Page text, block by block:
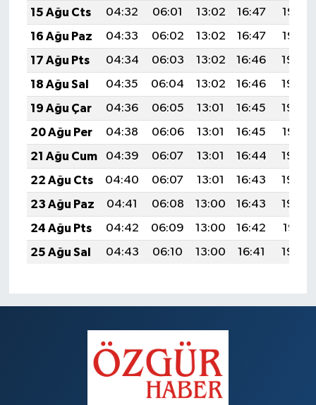
15 Ağu Cts
04:32 06:01 13:02 16:47
19:53
16 Ağu Paz
04:33 06:02 13:02 16:47
19:52
17 Ağu Pts
04:34 06:03 13:02 16:46
19:50
18 Ağu Sal
04:35 06:04 13:02 16:46
19:49
19 Ağu Çar
04:36 06:05 13:01 16:45
19:48
20 Ağu Per
04:38 06:06 13:01 16:45
19:47
21 Ağu Cum
04:39 06:07 13:01 16:44
19:45
22 Ağu Cts
04:40 06:07 13:01 16:43
19:44
23 Ağu Paz
04:41 06:08 13:00 16:43
19:43
24 Ağu Pts
04:42 06:09 13:00 16:42
19:41
25 Ağu Sal
04:43 06:10 13:00 16:41 19:40